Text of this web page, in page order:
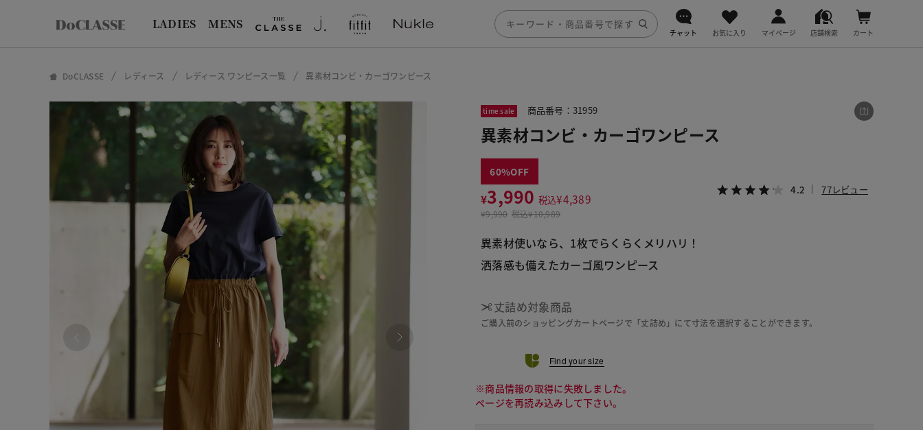
LADIES MENS
チャット お気に入り マイページ 店舗検索 カート
DoCLASSE レディース レディース ワンピース一覧 異素材コンビ・カーゴワンピース
time sale 商品番号：31959
異素材コンビ・カーゴワンピース
60
¥3,990 税込¥4,389
¥9,990 税込¥10,989
4.2 77レビュー
異素材使いなら、1枚でらくらくメリハリ！
洒落感も備えたカーゴ風ワンピース
丈詰め対象商品
ご購入前のショッピングカートページで「丈詰め」にて寸法を選択することができます。
Find your size
※商品情報の取得に失敗しました。
ページを再読み込みして下さい。